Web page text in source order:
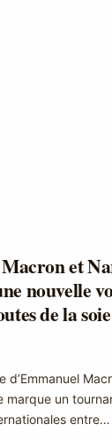
et
nouvelle
de la
d’Emmanuel
marque un
entre…